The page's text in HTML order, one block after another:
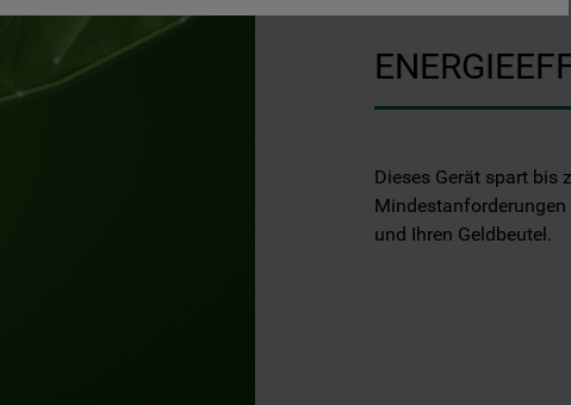
Dieses Gerät spart bis
und Ihren Geldbeutel.